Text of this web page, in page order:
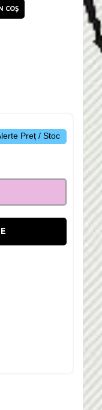
COŞ
Preț / Stoc